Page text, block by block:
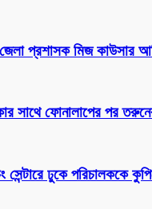
জেলা প্রশাসক মিজ কাউসার
সাথে ফোনালাপের পর
সেন্টারে ঢুকে পরিচালককে